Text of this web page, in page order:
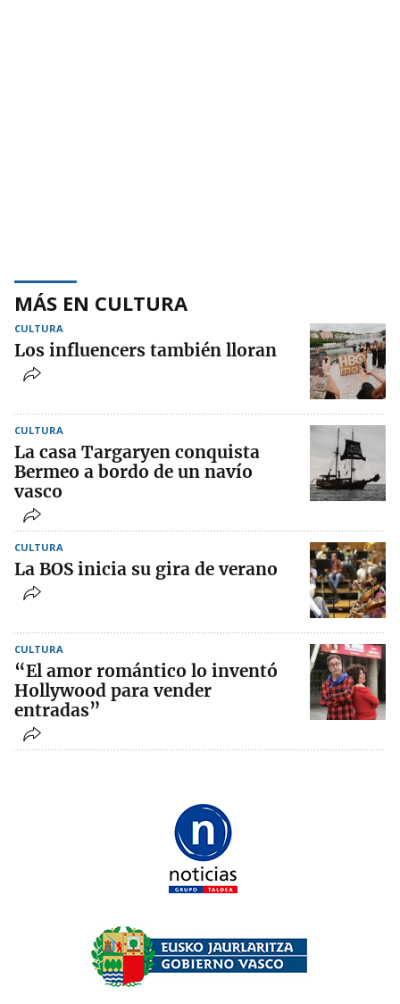
MÁS EN CULTURA
CULTURA
Los influencers también lloran
CULTURA
La casa Targaryen conquista
Bermeo a bordo de un navío
vasco
CULTURA
La BOS inicia su gira de verano
CULTURA
“El amor romántico lo inventó
Hollywood para vender
entradas”